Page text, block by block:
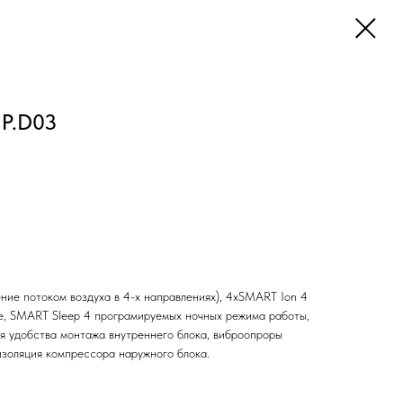
потоком воздуха в 4-х направлениях), 4хSMART Ion 4
SMART Sleep 4 програмируемых ночных режима работы,
монтажа внутреннего блока, виброопроры
компрессора наружного блока.